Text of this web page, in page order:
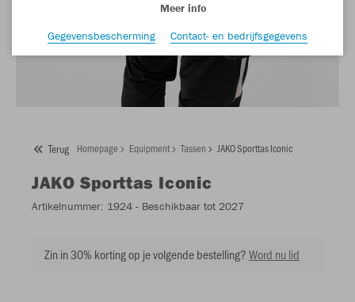
Terug Homepage Equipment Tassen JAKO Sporttas Iconic
JAKO Sporttas Iconic
Artikelnummer: 1924 - Beschikbaar tot 2027
Zin in 30% korting op je volgende bestelling?Word nu lid
Meer info
Gegevensbescherming
Contact- en bedrijfsgegevens